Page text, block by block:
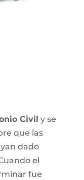
Civil y se
que las
dado
el
fue